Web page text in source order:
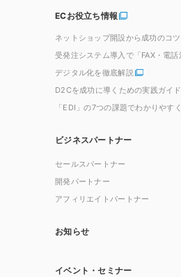
ECお役立ち情報
ネットショップ開設から成功のコ
受発注システム導入で「FAX・電
デジタル化を徹底解説
D2Cを成功に導くための実践ガイド
「EDI」の7つの課題でわかりやす
ビジネスパートナー
セールスパートナー
開発パートナー
アフィリエイトパートナー
お知らせ
イベント・セミナー